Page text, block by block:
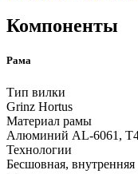
Компоненты
Рама
Тип вилки
Grinz Hortus
Материал рамы
Алюминий AL-6061,
Технологии
Бесшовная, внутренняя